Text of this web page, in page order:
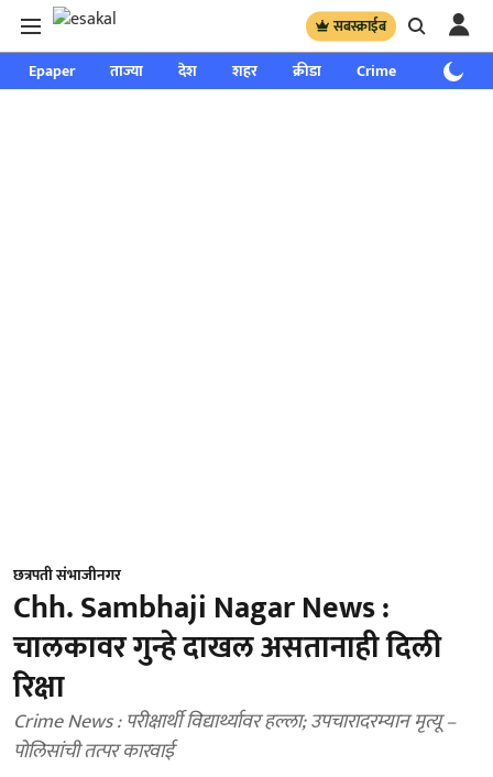
सबस्क्राईब
Epaper ताज्या देश शहर क्रीडा Crime साप्ताहिक
छत्रपती संभाजीनगर
Chh. Sambhaji Nagar News :
चालकावर गुन्हे दाखल असतानाही दिली
रिक्षा
Crime News : परीक्षार्थी विद्यार्थ्यावर हल्ला; उपचारादरम्यान मृत्यू –
पोलिसांची तत्पर कारवाई